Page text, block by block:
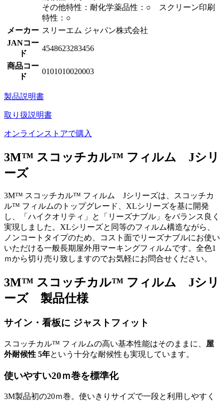
その他特性：耐化学薬品性：○ スクリーン印刷
特性：○
メーカー スリーエム ジャパン株式会社
JANコー
ド
4548623283456
商品コー
ド
0101010020003
製品説明書
取り扱説明書
オンラインストアで購入
3M™ スコッチカル™ フィルム Jシリ
ーズ
3M™ スコッチカル™ フィルム Jシリーズは、スコッチカ
ル™ フィルムのトップグレード、XLシリーズを基に開発
し、「ハイクオリティ」と「リーズナブル」をバランス良く
実現しました。XLシリーズと同等のフィルム構造ながら、
ノンコートタイプのため、コスト面でリーズナブルにお使い
いただける一般長期屋外用マーキングフィルムです。全色1
ｍから切り売り致しますのでお気軽にお問合せください。
3M™ スコッチカル™ フィルム Jシリ
ーズ 製品仕様
サイン・看板に ジャストフィット
スコッチカル™ フィルムの高い基本性能はそのままに、 屋
外耐候性 5年という十分な耐候性も実現しています。
使いやすい20ｍ巻を標準化
3M製品初の20ｍ巻。使いきりサイズで一段と利用しやすく